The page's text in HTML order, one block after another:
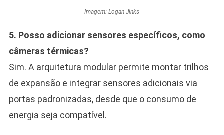
Imagem: Logan Jinks
5. Posso adicionar sensores específicos, como
câmeras térmicas?
Sim. A arquitetura modular permite montar trilhos
de expansão e integrar sensores adicionais via
portas padronizadas, desde que o consumo de
energia seja compatível.